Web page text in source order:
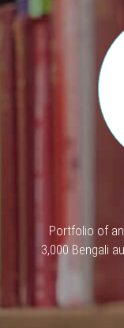
Portfolio of
3,000 Bengali